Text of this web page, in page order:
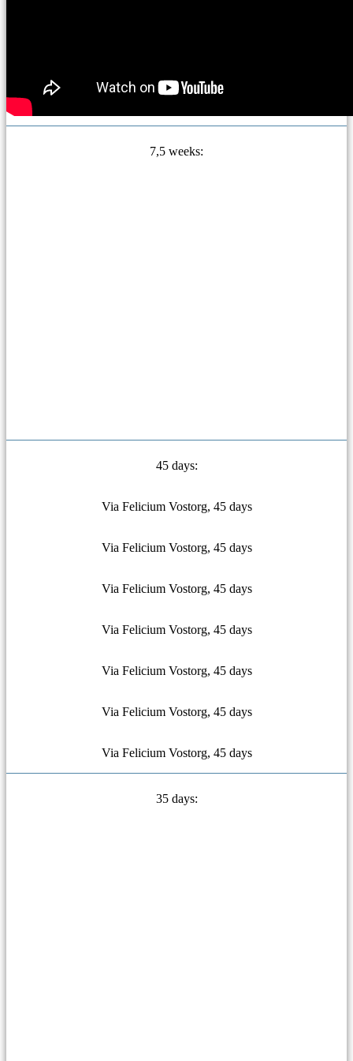
7,5 weeks:
45 days:
Via Felicium Vostorg, 45 days
Via Felicium Vostorg, 45 days
Via Felicium Vostorg, 45 days
Via Felicium Vostorg, 45 days
Via Felicium Vostorg, 45 days
Via Felicium Vostorg, 45 days
Via Felicium Vostorg, 45 days
35 days: